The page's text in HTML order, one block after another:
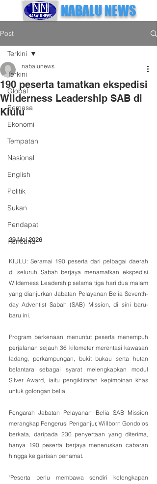
NABALU NEWS
Post
Terkini
Global
Semasa
Ekonomi
Tempatan
Nasional
English
Politik
Sukan
Pendapat
Rencana
Terkini
190 peserta tamatkan ekspedisi
Wilderness Leadership SAB di
Kiulu
nabalunews
29 Mei 2026
KIULU: Seramai 190 peserta dari pelbagai daerah
di seluruh Sabah berjaya menamatkan ekspedisi
Wilderness Leadership selama tiga hari dua malam
yang dianjurkan Jabatan Pelayanan Belia Seventh-
day Adventist Sabah (SAB) Mission, di sini baru-
baru ini.
Program berkenaan menuntut peserta menempuh
perjalanan sejauh 36 kilometer merentasi kawasan
ladang, perkampungan, bukit bukau serta hutan
belantara sebagai syarat melengkapkan modul
Silver Award, iaitu pengiktirafan kepimpinan khas
untuk golongan belia.
Pengarah Jabatan Pelayanan Belia SAB Mission
merangkap Pengerusi Penganjur, Willborn Gondolos
berkata, daripada 230 penyertaan yang diterima,
hanya 190 peserta berjaya meneruskan cabaran
hingga ke garisan penamat.
"Peserta perlu membawa sendiri kelengkapan